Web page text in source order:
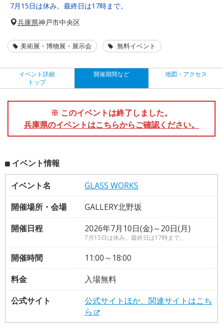
7月15日は休み。最終日は17時まで。
兵庫県神戸市中央区
美術展・博物展・展示会 無料イベント
イベント詳細
トップ
開催期間など 地図・アクセス
※ このイベントは終了しました。
兵庫県のイベントはこちらからご確認ください。
イベント情報
イベント名
GLASS WORKS
開催場所・会場
GALLERY北野坂
開催日程
2026年7月10日(金)～20日(月)
7月15日は休み。最終日は17時まで。
開催時間
11:00～18:00
料金
入場無料
公式サイト
公式サイトほか、関連サイトはこち
ら